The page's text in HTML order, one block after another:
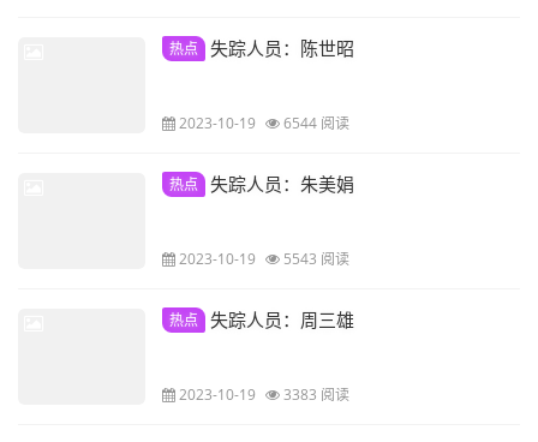
热点 失踪人员：陈世昭
2023-10-19 6544 阅读
热点 失踪人员：朱美娟
2023-10-19 5543 阅读
热点 失踪人员：周三雄
2023-10-19 3383 阅读